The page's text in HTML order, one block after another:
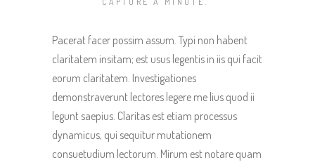
Pacerat facer possim assum. Typi non habent
claritatem insitam; est usus legentis in iis qui facit
eorum claritatem. Investigationes
demonstraverunt lectores legere me lius quod ii
legunt saepius. Claritas est etiam processus
dynamicus, qui sequitur mutationem
consuetudium lectorum. Mirum est notare quam